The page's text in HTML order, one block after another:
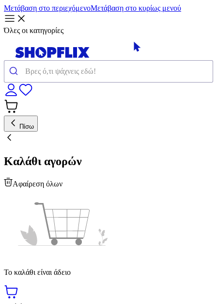
Μετάβαση στο περιεχόμενοΜετάβαση στο κυρίως μενού
Όλες οι κατηγορίες
Πίσω
Καλάθι αγορών
Αφαίρεση όλων
Το καλάθι είναι άδειο